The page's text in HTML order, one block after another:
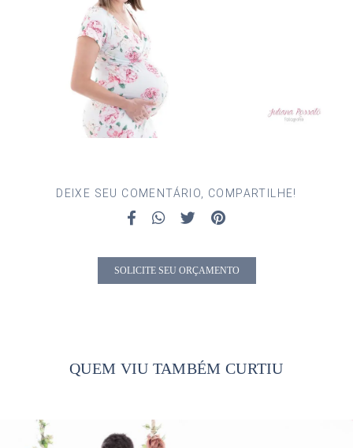
DEIXE SEU COMENTÁRIO, COMPARTILHE!
SOLICITE SEU ORÇAMENTO
QUEM VIU TAMBÉM CURTIU